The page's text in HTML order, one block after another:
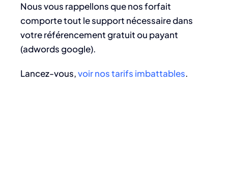
Nous vous rappellons que nos forfait
comporte tout le support nécessaire dans
votre référencement gratuit ou payant
(adwords google).
Lancez-vous,voir nos tarifs imbattables.